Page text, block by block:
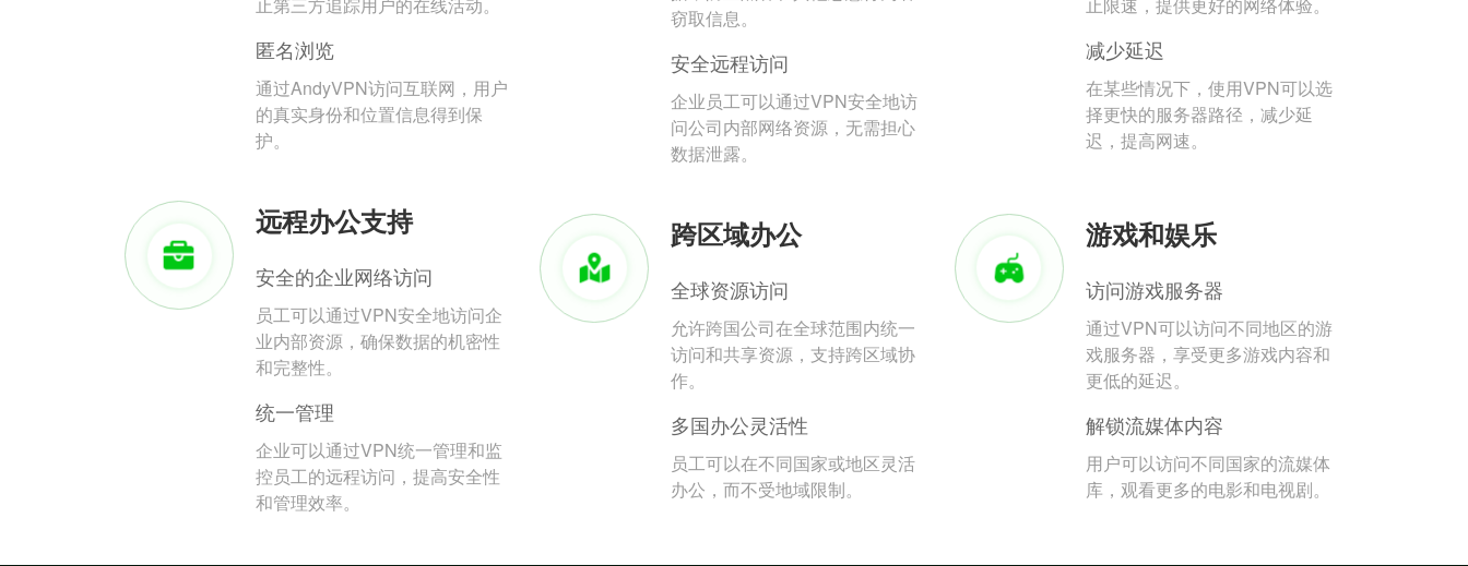
止第三方追踪用户的在线活动。
匿名浏览
通过AndyVPN访问互联网，用户
的真实身份和位置信息得到保
护。
窃取信息。
安全远程访问
企业员工可以通过VPN安全地访
问公司内部网络资源，无需担心
数据泄露。
止限速，提供更好的网络体验。
减少延迟
在某些情况下，使用VPN可以选
择更快的服务器路径，减少延
迟，提高网速。
远程办公支持
安全的企业网络访问
员工可以通过VPN安全地访问企
业内部资源，确保数据的机密性
和完整性。
统一管理
企业可以通过VPN统一管理和监
控员工的远程访问，提高安全性
和管理效率。
跨区域办公
全球资源访问
允许跨国公司在全球范围内统一
访问和共享资源，支持跨区域协
作。
多国办公灵活性
员工可以在不同国家或地区灵活
办公，而不受地域限制。
游戏和娱乐
访问游戏服务器
通过VPN可以访问不同地区的游
戏服务器，享受更多游戏内容和
更低的延迟。
解锁流媒体内容
用户可以访问不同国家的流媒体
库，观看更多的电影和电视剧。